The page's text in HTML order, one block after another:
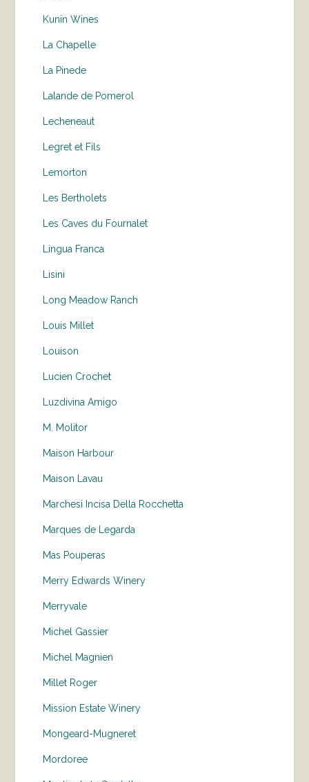
Kunin Wines
La Chapelle
La Pinede
Lalande de Pomerol
Lecheneaut
Legret et Fils
Lemorton
Les Bertholets
Les Caves du Fournalet
Lingua Franca
Lisini
Long Meadow Ranch
Louis Millet
Louison
Lucien Crochet
Luzdivina Amigo
M. Molitor
Maison Harbour
Maison Lavau
Marchesi Incisa Della Rocchetta
Marques de Legarda
Mas Pouperas
Merry Edwards Winery
Merryvale
Michel Gassier
Michel Magnien
Millet Roger
Mission Estate Winery
Mongeard-Mugneret
Mordoree